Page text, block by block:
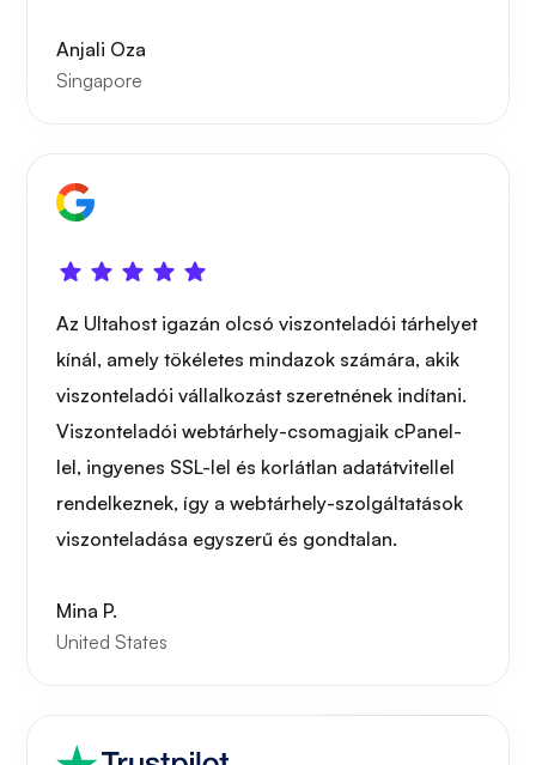
Anjali Oza
Singapore
Az Ultahost igazán olcsó viszonteladói tárhelyet
kínál, amely tökéletes mindazok számára, akik
viszonteladói vállalkozást szeretnének indítani.
Viszonteladói webtárhely-csomagjaik cPanel-
lel, ingyenes SSL-lel és korlátlan adatátvitellel
rendelkeznek, így a webtárhely-szolgáltatások
viszonteladása egyszerű és gondtalan.
Mina P.
United States